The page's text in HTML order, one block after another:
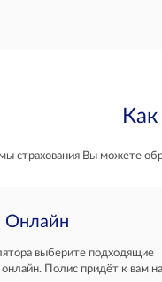
страхования Вы можете
Онлайн
выберите подходящие
Полис придёт к вам на